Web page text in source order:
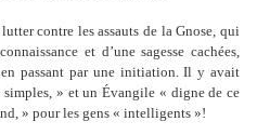
contre les assauts de la Gnose, qui
et d’une sagesse cachées,
passant par une initiation. Il y avait
» et un Évangile « digne de ce
» pour les gens « intelligents »!